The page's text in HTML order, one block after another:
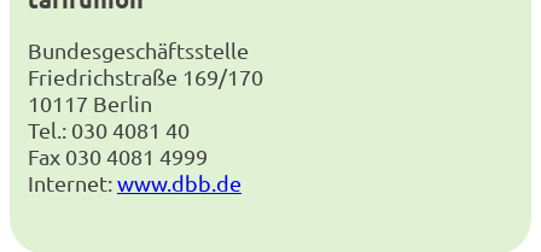
Bundesgeschäftsstelle
Friedrichstraße 169/170
10117 Berlin
Tel.: 030 4081 40
Fax 030 4081 4999
Internet:www.dbb.de